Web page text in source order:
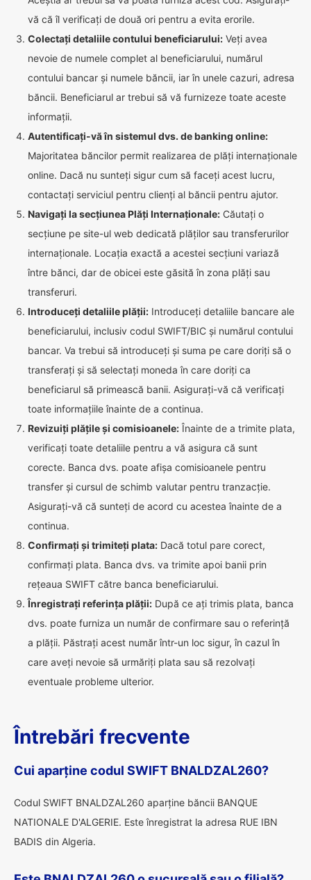
vă că îl verificați de două ori pentru a evita erorile.
Colectați detaliile contului beneficiarului: Veți avea
nevoie de numele complet al beneficiarului, numărul
contului bancar și numele băncii, iar în unele cazuri, adresa
băncii. Beneficiarul ar trebui să vă furnizeze toate aceste
informații.
Autentificați-vă în sistemul dvs. de banking online:
Majoritatea băncilor permit realizarea de plăți internaționale
online. Dacă nu sunteți sigur cum să faceți acest lucru,
contactați serviciul pentru clienți al băncii pentru ajutor.
Navigați la secțiunea Plăți Internaționale: Căutați o
secțiune pe site-ul web dedicată plăților sau transferurilor
internaționale. Locația exactă a acestei secțiuni variază
între bănci, dar de obicei este găsită în zona plăți sau
transferuri.
Introduceți detaliile plății: Introduceți detaliile bancare ale
beneficiarului, inclusiv codul SWIFT/BIC și numărul contului
bancar. Va trebui să introduceți și suma pe care doriți să o
transferați și să selectați moneda în care doriți ca
beneficiarul să primească banii. Asigurați-vă că verificați
toate informațiile înainte de a continua.
Revizuiți plățile și comisioanele: Înainte de a trimite plata,
verificați toate detaliile pentru a vă asigura că sunt
corecte. Banca dvs. poate afișa comisioanele pentru
transfer și cursul de schimb valutar pentru tranzacție.
Asigurați-vă că sunteți de acord cu acestea înainte de a
continua.
Confirmați și trimiteți plata: Dacă totul pare corect,
confirmați plata. Banca dvs. va trimite apoi banii prin
rețeaua SWIFT către banca beneficiarului.
Înregistrați referința plății: După ce ați trimis plata, banca
dvs. poate furniza un număr de confirmare sau o referință
a plății. Păstrați acest număr într-un loc sigur, în cazul în
care aveți nevoie să urmăriți plata sau să rezolvați
eventuale probleme ulterior.
Întrebări frecvente
Cui aparține codul SWIFT BNALDZAL260?
Codul SWIFT BNALDZAL260 aparține băncii BANQUE
NATIONALE D'ALGERIE. Este înregistrat la adresa RUE IBN
BADIS din Algeria.